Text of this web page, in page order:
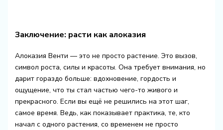
Заключение: расти как алоказия
Алоказия Венти — это не просто растение. Это вызов,
символ роста, силы и красоты. Она требует внимания, но
дарит гораздо больше: вдохновение, гордость и
ощущение, что ты стал частью чего-то живого и
прекрасного. Если вы ещё не решились на этот шаг,
самое время. Ведь, как показывает практика, те, кто
начал с одного растения, со временем не просто